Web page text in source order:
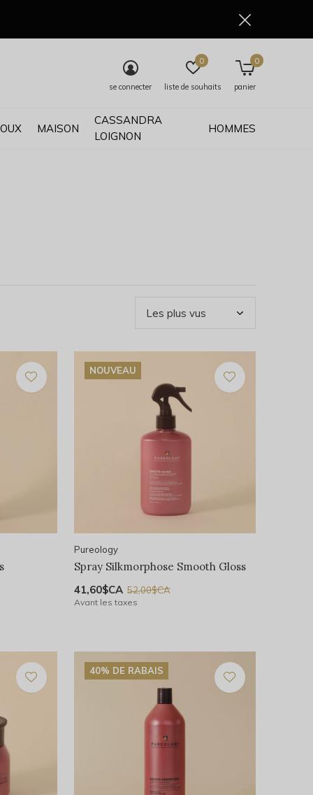
MAISON
CASSANDRA
LOIGNON
HOMMES
se connecter liste de souhaits
0
panier
0
NOUVEAU
Pureology
Spray Silkmorphose Smooth Gloss
41,60$CA 52,00$CA
Avant les taxes
40% DE RABAIS